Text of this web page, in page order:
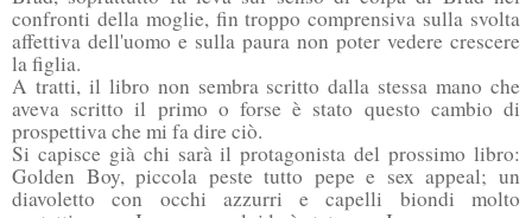
confronti della moglie, fin troppo comprensiva sulla svolta
affettiva dell'uomo e sulla paura non poter vedere crescere
la figlia.
A tratti, il libro non sembra scritto dalla stessa mano che
aveva scritto il primo o forse è stato questo cambio di
prospettiva che mi fa dire ciò.
Si capisce già chi sarà il protagonista del prossimo libro:
Golden Boy, piccola peste tutto pepe e sex appeal; un
diavoletto con occhi azzurri e capelli biondi molto